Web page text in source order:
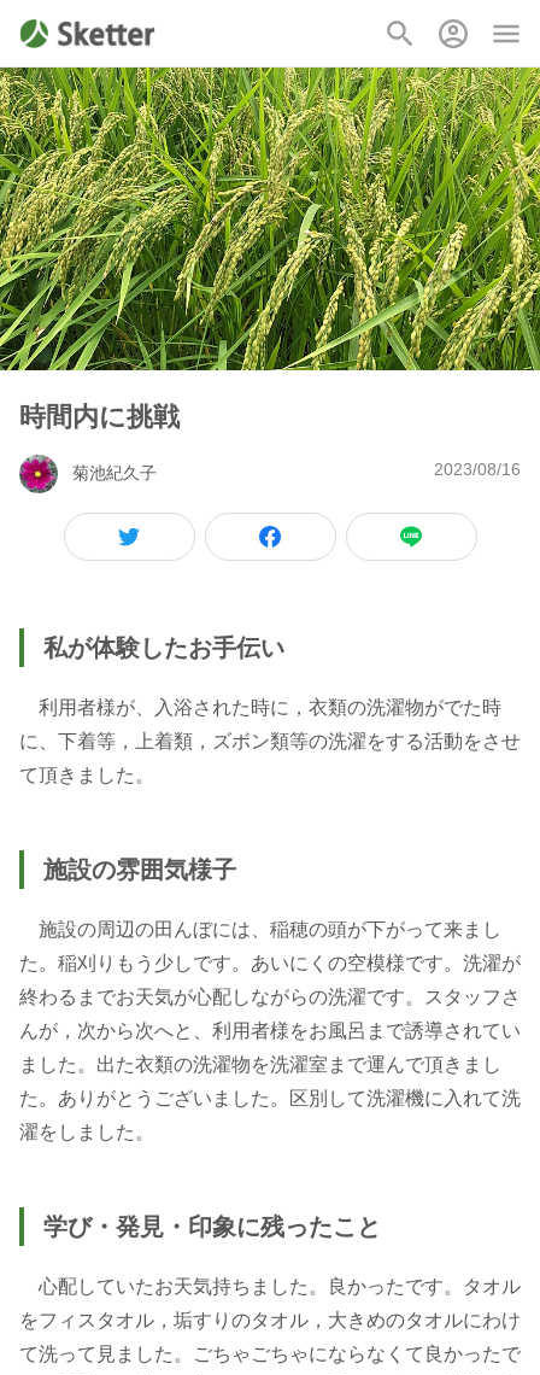
時間内に挑戦
菊池紀久子 2023/08/16
私が体験したお手伝い
利用者様が、入浴された時に，衣類の洗濯物がでた時
に、下着等，上着類，ズボン類等の洗濯をする活動をさせ
て頂きました。
施設の雰囲気様子
施設の周辺の田んぼには、稲穂の頭が下がって来まし
た。稲刈りもう少しです。あいにくの空模様です。洗濯が
終わるまでお天気が心配しながらの洗濯です。スタッフさ
んが，次から次へと、利用者様をお風呂まで誘導されてい
ました。出た衣類の洗濯物を洗濯室まで運んで頂きまし
た。ありがとうございました。区別して洗濯機に入れて洗
濯をしました。
学び・発見・印象に残ったこと
心配していたお天気持ちました。良かったです。タオル
をフィスタオル，垢すりのタオル，大きめのタオルにわけ
て洗って見ました。ごちゃごちゃにならなくて良かったで